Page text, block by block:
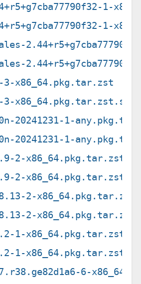
1-
1-
3-x86_64.pkg.tar.zst
3-x86_64.pkg.tar.zst.sig
20241231-1-
20241231-1-
2-x86_64.pkg.tar.zst
2-
2-x86_64.pkg.tar.zst
2-
1-x86_64.pkg.tar.zst
1-
6-